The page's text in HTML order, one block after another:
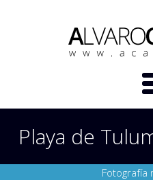
Playa de
Fotografía